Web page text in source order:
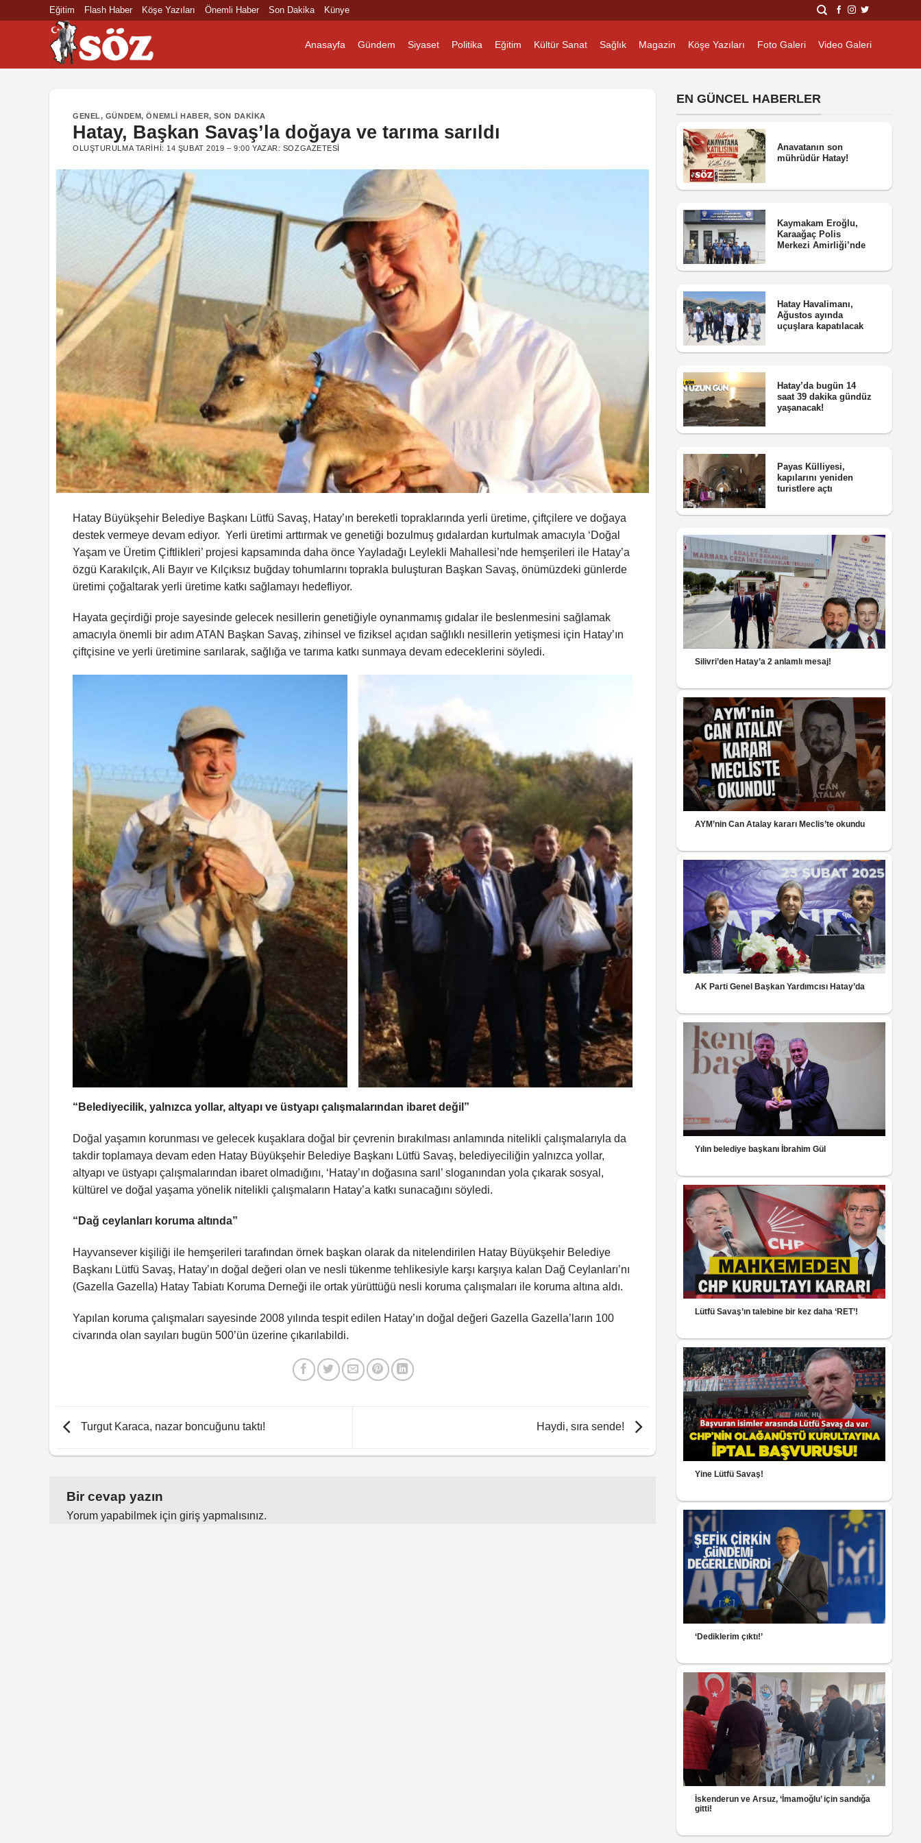
Eğitim Flash Haber Köşe Yazıları Önemli Haber Son Dakika Künye
Anasayfa Gündem Siyaset Politika Eğitim Kültür Sanat Sağlık Magazin Köşe Yazıları Foto Galeri Video Galeri
GENEL, GÜNDEM,ÖNEMLI HABER,SON DAKIKA
Hatay, Başkan Savaş’la doğaya ve tarıma sarıldı
OLUŞTURULMA TARIHI: 14 ŞUBAT 2019 – 9:00 YAZAR: SOZGAZETESI
Hatay Büyükşehir Belediye Başkanı Lütfü Savaş, Hatay’ın bereketli topraklarında yerli üretime, çiftçilere ve doğaya
destek vermeye devam ediyor. Yerli üretimi arttırmak ve genetiği bozulmuş gıdalardan kurtulmak amacıyla ‘Doğal
Yaşam ve Üretim Çiftlikleri’ projesi kapsamında daha önce Yayladağı Leylekli Mahallesi’nde hemşerileri ile Hatay’a
özgü Karakılçık, Ali Bayır ve Kılçıksız buğday tohumlarını toprakla buluşturan Başkan Savaş, önümüzdeki günlerde
üretimi çoğaltarak yerli üretime katkı sağlamayı hedefliyor.
Hayata geçirdiği proje sayesinde gelecek nesillerin genetiğiyle oynanmamış gıdalar ile beslenmesini sağlamak
amacıyla önemli bir adım ATAN Başkan Savaş, zihinsel ve fiziksel açıdan sağlıklı nesillerin yetişmesi için Hatay’ın
çiftçisine ve yerli üretimine sarılarak, sağlığa ve tarıma katkı sunmaya devam edeceklerini söyledi.
“Belediyecilik, yalnızca yollar, altyapı ve üstyapı çalışmalarından ibaret değil”
Doğal yaşamın korunması ve gelecek kuşaklara doğal bir çevrenin bırakılması anlamında nitelikli çalışmalarıyla da
takdir toplamaya devam eden Hatay Büyükşehir Belediye Başkanı Lütfü Savaş, belediyeciliğin yalnızca yollar,
altyapı ve üstyapı çalışmalarından ibaret olmadığını, ‘Hatay’ın doğasına sarıl’ sloganından yola çıkarak sosyal,
kültürel ve doğal yaşama yönelik nitelikli çalışmaların Hatay’a katkı sunacağını söyledi.
“Dağ ceylanları koruma altında”
Hayvansever kişiliği ile hemşerileri tarafından örnek başkan olarak da nitelendirilen Hatay Büyükşehir Belediye
Başkanı Lütfü Savaş, Hatay’ın doğal değeri olan ve nesli tükenme tehlikesiyle karşı karşıya kalan Dağ Ceylanları’nı
(Gazella Gazella) Hatay Tabiatı Koruma Derneği ile ortak yürüttüğü nesli koruma çalışmaları ile koruma altına aldı.
Yapılan koruma çalışmaları sayesinde 2008 yılında tespit edilen Hatay’ın doğal değeri Gazella Gazella’ların 100
civarında olan sayıları bugün 500’ün üzerine çıkarılabildi.
Turgut Karaca, nazar boncuğunu taktı! Haydi, sıra sende!
Bir cevap yazın
Yorum yapabilmek için giriş yapmalısınız.
EN GÜNCEL HABERLER
Anavatanın son
mührüdür Hatay!
Kaymakam Eroğlu,
Karaağaç Polis
Merkezi Amirliği’nde
Hatay Havalimanı,
Ağustos ayında
uçuşlara kapatılacak
Hatay’da bugün 14
saat 39 dakika gündüz
yaşanacak!
Payas Külliyesi,
kapılarını yeniden
turistlere açtı
Silivri’den Hatay’a 2 anlamlı mesaj!
AYM’nin Can Atalay kararı Meclis’te okundu
AK Parti Genel Başkan Yardımcısı Hatay’da
Yılın belediye başkanı İbrahim Gül
Lütfü Savaş’ın talebine bir kez daha ‘RET’!
Yine Lütfü Savaş!
‘Dediklerim çıktı!’
İskenderun ve Arsuz, ‘İmamoğlu’ için sandığa
gitti!